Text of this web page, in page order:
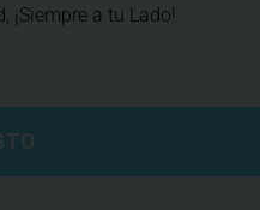
¡Siempre a tu Lado!